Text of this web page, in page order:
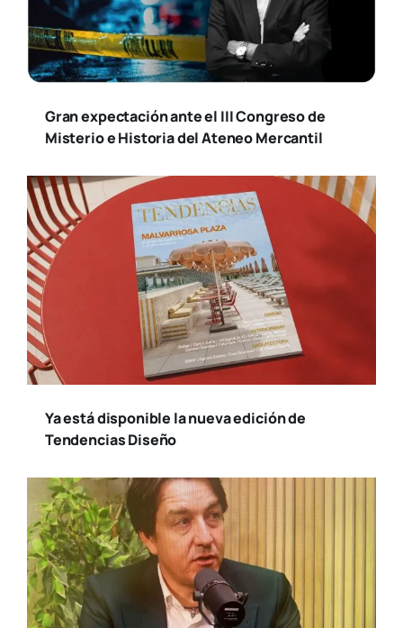
Gran expectación ante el III Congreso de
Misterio e Historia del Ateneo Mercantil
Ya está disponible la nueva edición de
Tendencias Diseño